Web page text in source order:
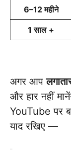
6–12 महीने
1 साल +
अगर आप
और हार नहीं
YouTube पर
याद रखिए —